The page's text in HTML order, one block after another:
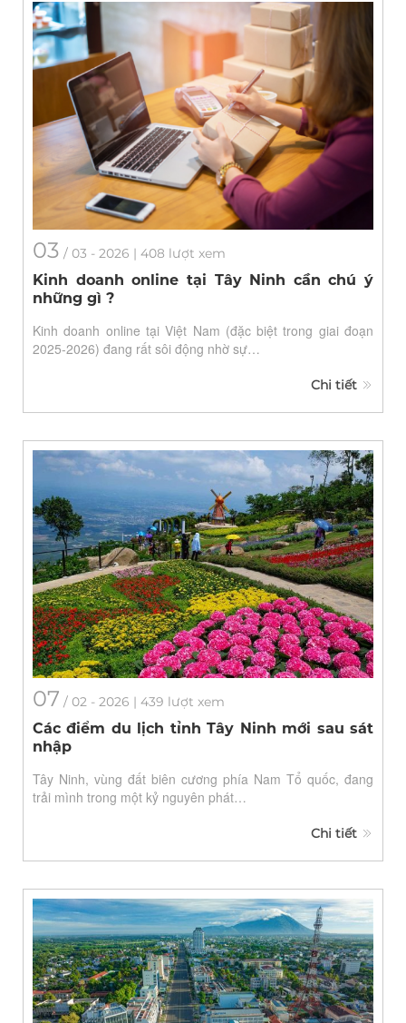
03 / 03 - 2026 | 408 lượt xem
Kinh doanh online tại Tây Ninh cần chú ý
những gì ?
Kinh doanh online tại Việt Nam (đặc biệt trong giai đoạn
2025-2026) đang rất sôi động nhờ sự…
Chi tiết
07 / 02 - 2026 | 439 lượt xem
Các điểm du lịch tỉnh Tây Ninh mới sau sát
nhập
Tây Ninh, vùng đất biên cương phía Nam Tổ quốc, đang
trải mình trong một kỷ nguyên phát…
Chi tiết